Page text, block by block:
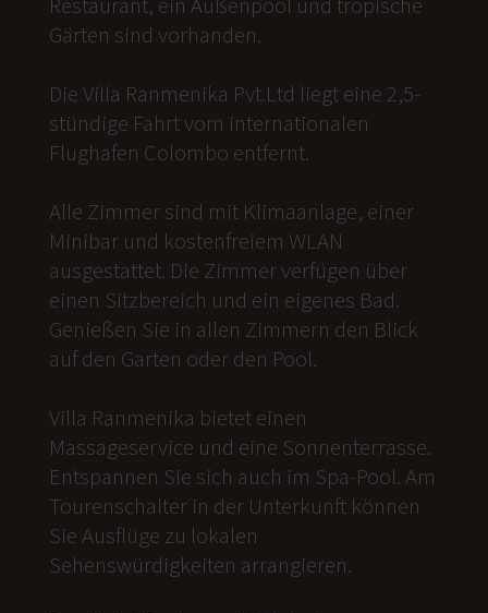
Gärten sind vorhanden.
Die Villa Ranmenika Pvt.Ltd liegt eine 2,5-
stündige Fahrt vom internationalen
Flughafen Colombo entfernt.
Alle Zimmer sind mit Klimaanlage, einer
Minibar und kostenfreiem WLAN
ausgestattet. Die Zimmer verfügen über
einen Sitzbereich und ein eigenes Bad.
Genießen Sie in allen Zimmern den Blick
auf den Garten oder den Pool.
Villa Ranmenika bietet einen
Massageservice und eine Sonnenterrasse.
Entspannen Sie sich auch im Spa-Pool. Am
Tourenschalter in der Unterkunft können
Sie Ausflüge zu lokalen
Sehenswürdigkeiten arrangieren.